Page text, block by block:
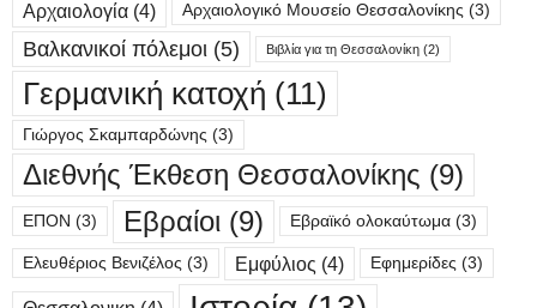
Αρχαιολογία (4) Αρχαιολογικό Μουσείο Θεσσαλονίκης (3)
Βαλκανικοί πόλεμοι (5) Βιβλία για τη Θεσσαλονίκη (2)
Γερμανική κατοχή (11)
Γιώργος Σκαμπαρδώνης (3)
Διεθνής Έκθεση Θεσσαλονίκης (9)
ΕΠΟΝ (3) Εβραίοι (9) Εβραϊκό ολοκαύτωμα (3)
Ελευθέριος Βενιζέλος (3) Εμφύλιος (4) Εφημερίδες (3)